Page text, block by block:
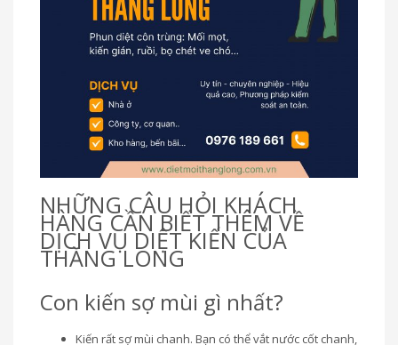
NHỮNG CÂU HỎI KHÁCH
HÀNG CẦN BIẾT THÊM VỀ
DỊCH VỤ DIỆT KIẾN CỦA
THĂNG LONG
Con kiến sợ mùi gì nhất?
Kiến rất sợ mùi chanh. Bạn có thể vắt nước cốt chanh,